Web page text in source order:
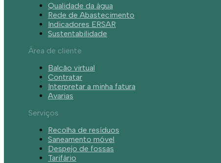
Qualidade da água
Rede de Abastecimento
Indicadores ERSAR
Sustentabilidade
Área de cliente
Balcão virtual
Contratar
Interpretar a minha fatura
Avarias
Serviços
Recolha de resíduos
Saneamento móvel
Despejo de fossas
Tarifário